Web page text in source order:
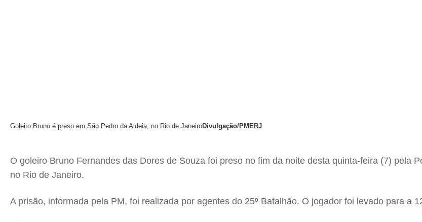
Goleiro Bruno é preso em São Pedro da Aldeia, no Rio de JaneiroDivulgação/PMERJ
O goleiro Bruno Fernandes das Dores de Souza foi preso no fim da noite desta quinta-feira (7) pela
no Rio de Janeiro.
A prisão, informada pela PM, foi realizada por agentes do 25º Batalhão. O jogador foi levado para a